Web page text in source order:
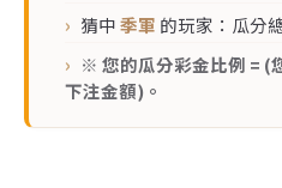
猜中季軍 的玩家：瓜分
※ 您的瓜分彩金比例 = (
下注金額)。